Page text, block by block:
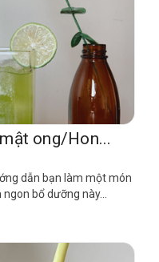
ong/Hon...
dẫn bạn làm một món
bổ dưỡng này...